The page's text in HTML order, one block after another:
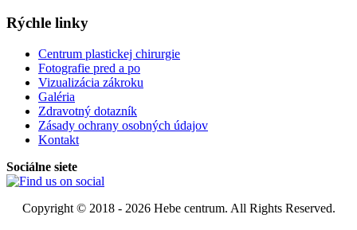
Rýchle linky
Centrum plastickej chirurgie
Fotografie pred a po
Vizualizácia zákroku
Galéria
Zdravotný dotazník
Zásady ochrany osobných údajov
Kontakt
Sociálne siete
Copyright © 2018 - 2026 Hebe centrum. All Rights Reserved.